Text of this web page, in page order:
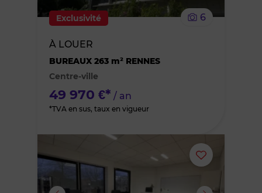
Exclusivité 6
À LOUER
BUREAUX 263 m² RENNES
Centre-ville
49 970 €* / an
*TVA en sus, taux en vigueur
Ajouter
ou